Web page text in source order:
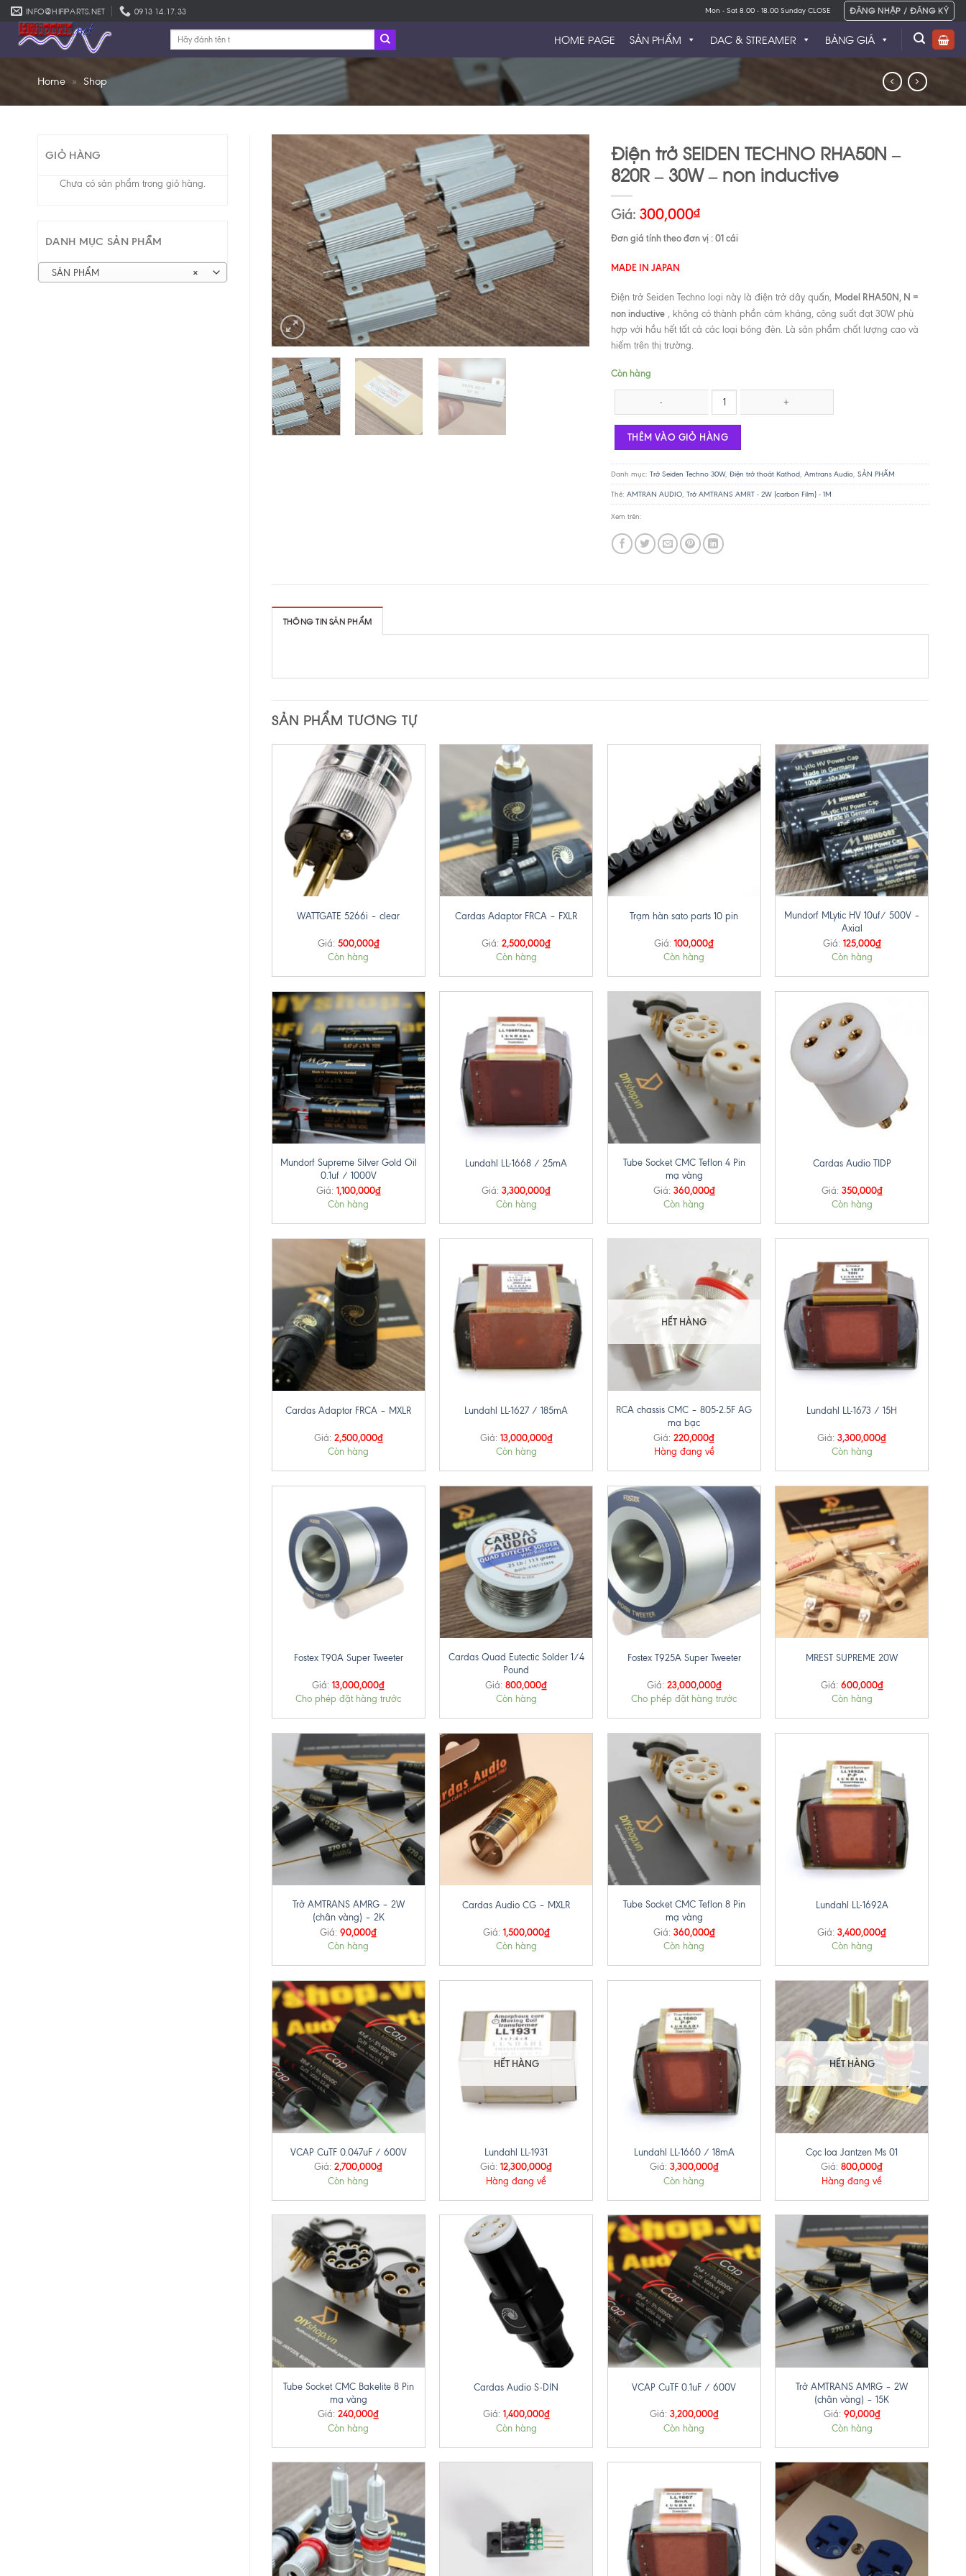
Skip
to
content
INFO@HIFIPARTS.NET 0913 14.17.33 Mon - Sat 8.00 - 18.00 Sunday CLOSE ĐĂNG NHẬP / ĐĂNG KÝ
Tìm
HOME PAGE SẢN PHẨM BẢNG GIÁ
DAC & STREAMER
Home » Shop
GIỎ HÀNG
Chưa có sản phẩm trong giỏ hàng.
DANH MỤC SẢN PHẨM
×
SẢN PHẨM
Điện trở SEIDEN TECHNO RHA50N –
820R – 30W – non inductive
Giá: 300,000₫
Đơn giá tính theo đơn vị : 01 cái
MADE IN JAPAN
Điện trở Seiden Techno loại này là điện trở dây quấn, Model RHA50N, N =
non inductive , không có thành phần cảm kháng, công suất đạt 30W phù
hợp với hầu hết tất cả các loại bóng đèn. Là sản phẩm chất lượng cao và
hiếm trên thị trường.
Còn hàng
Điện trở SEIDEN TECHNO RHA50N - 820R - 30W - non inductive số lượng
THÊM VÀO GIỎ HÀNG
Danh mục: Trở Seiden Techno 30W, Điện trở thoát Kathod Amtrans Audio SẢN PHẨM
Thẻ: AMTRAN AUDIO Trở AMTRANS AMRT - 2W (carbon Film) - 1M
Xem trên:
THÔNG TIN SẢN PHẨM
SẢN PHẨM TƯƠNG TỰ
WATTGATE 5266i – clear
Giá: 500,000₫
Còn hàng
+
Cardas Adaptor FRCA – FXLR
Giá: 2,500,000₫
Còn hàng
+
Trạm hàn sato parts 10 pin
Giá: 100,000₫
Còn hàng
+
Mundorf MLytic HV 10uf/ 500V –
Axial
Giá: 125,000₫
Còn hàng
+
Mundorf Supreme Silver Gold Oil
0.1uf / 1000V
Giá: 1,100,000₫
Còn hàng
Lundahl LL-1668 / 25mA
Giá: 3,300,000₫
Còn hàng
Tube Socket CMC Teflon 4 Pin
mạ vàng
Giá: 360,000₫
Còn hàng
Cardas Audio TIDP
Giá: 350,000₫
Còn hàng
+
Cardas Adaptor FRCA – MXLR
Giá: 2,500,000₫
Còn hàng
Lundahl LL-1627 / 185mA
Giá: 13,000,000₫
Còn hàng
HẾT HÀNG
RCA chassis CMC – 805-2.5F AG
mạ bạc
Giá: 220,000₫
Hàng đang về
Lundahl LL-1673 / 15H
Giá: 3,300,000₫
Còn hàng
Fostex T90A Super Tweeter
Giá: 13,000,000₫
Cho phép đặt hàng trước
+
Cardas Quad Eutectic Solder 1/4
Pound
Giá: 800,000₫
Còn hàng
Fostex T925A Super Tweeter
Giá: 23,000,000₫
Cho phép đặt hàng trước
MREST SUPREME 20W
Giá: 600,000₫
Còn hàng
Trở AMTRANS AMRG – 2W
(chân vàng) – 2K
Giá: 90,000₫
Còn hàng
Cardas Audio CG – MXLR
Giá: 1,500,000₫
Còn hàng
Tube Socket CMC Teflon 8 Pin
mạ vàng
Giá: 360,000₫
Còn hàng
Lundahl LL-1692A
Giá: 3,400,000₫
Còn hàng
VCAP CuTF 0.047uF / 600V
Giá: 2,700,000₫
Còn hàng
HẾT HÀNG
Lundahl LL-1931
Giá: 12,300,000₫
Hàng đang về
Lundahl LL-1660 / 18mA
Giá: 3,300,000₫
Còn hàng
+
HẾT HÀNG
Cọc loa Jantzen Ms 01
Giá: 800,000₫
Hàng đang về
+
Tube Socket CMC Bakelite 8 Pin
mạ vàng
Giá: 240,000₫
Còn hàng
Cardas Audio S-DIN
Giá: 1,400,000₫
Còn hàng
VCAP CuTF 0.1uF / 600V
Giá: 3,200,000₫
Còn hàng
Trở AMTRANS AMRG – 2W
(chân vàng) – 15K
Giá: 90,000₫
Còn hàng